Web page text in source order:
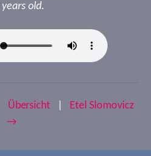
old.
Übersicht
Etel Slomovicz
→